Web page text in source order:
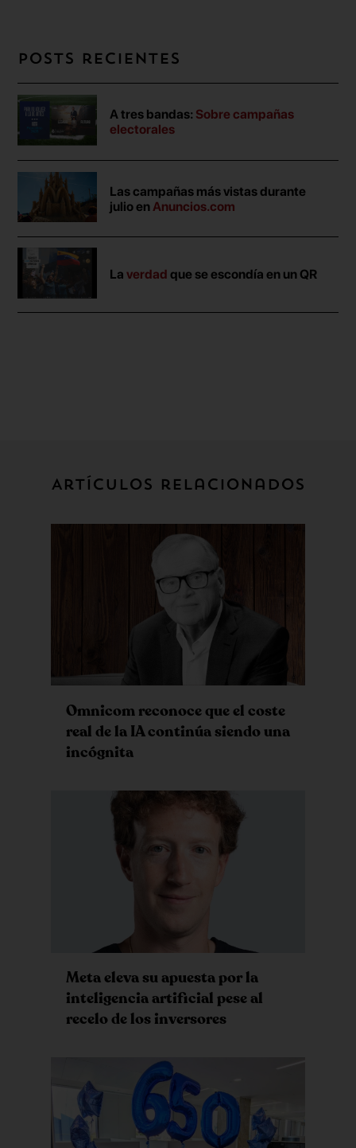
Posts recientes
A tres bandas: Sobre campañas
electorales
Las campañas más vistas durante
julio en Anuncios.com
Laverdad que se escondía en un QR
Artículos relacionados
Omnicom reconoce que el coste
real de la IA continúa siendo una
incógnita
Meta eleva su apuesta por la
inteligencia artificial pese al
recelo de los inversores